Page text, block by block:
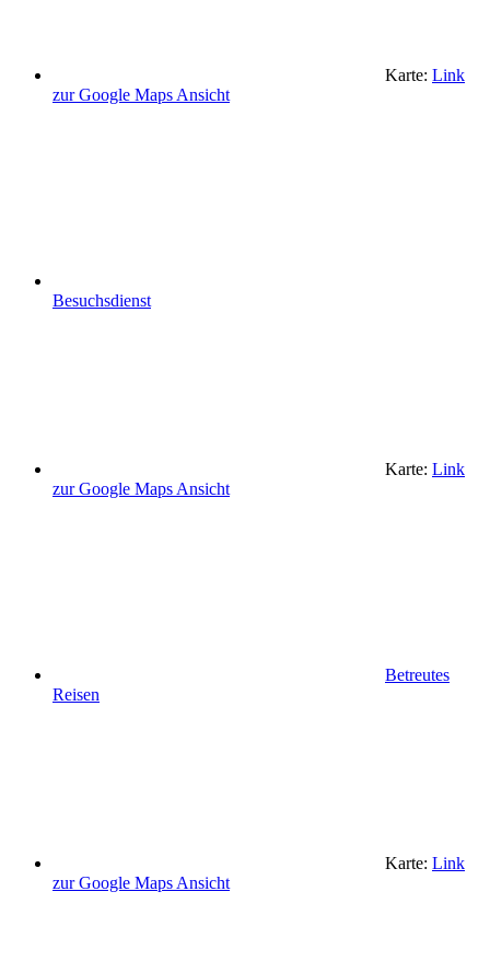
Karte: Link
zur Google Maps Ansicht
Besuchsdienst
Karte: Link
zur Google Maps Ansicht
Betreutes
Reisen
Karte: Link
zur Google Maps Ansicht